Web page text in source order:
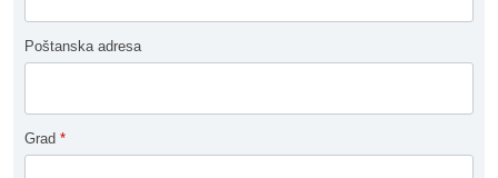
Poštanska adresa
Grad *